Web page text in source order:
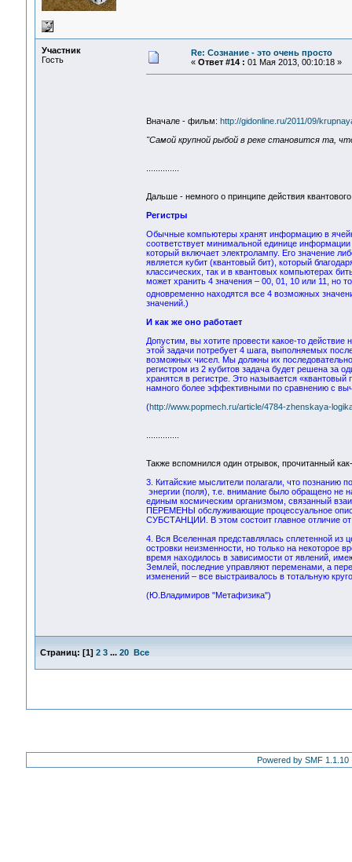
Участник
Гость
Re: Сознание - это очень просто
« Ответ #14 : 01 Мая 2013, 00:10:18 »
Вначале - фильм: http://gidonline.ru/2011/09/
"Самой крупной рыбой в реке становится та,
Дальше - немного о принципе действия
Регистры
Обычные компьютеры хранят информацию в
соответствует минимальной единице
который включает электролампу. Его значение
является кубит (квантовый бит), который
классических, так и в квантовых компьютерах
может хранить 4 значения – 00, 01, 10 или 11, но
одновременно находятся все 4 возможных
значений.)
И как же оно работает
Допустим, вы хотите провести какое-то
этой задачи потребует 4 шага, выполняемых
возможных чисел. Мы должны их
регистром из 2 кубитов задача будет решена за
хранятся в регистре. Это называется
намного более эффективными по сравнению с
(http://www.popmech.ru/article/4784-zhenskaya-
Также вспомнился один отрывок, прочитанный
3. Китайские мыслители полагали, что познанию
энергии (поля), т.е. внимание было обращено не
единым космическим организмом, связанный
ПЕРЕМЕНЫ обслуживающие процессуальное
СУБСТАНЦИИ. В этом состоит главное отличие
4. Вся Вселенная представлялась сплетенной из
островки неизменности, но только на
время находилось в зависимости от явлений,
Землей, последние управляют переменами, а
изменений – все выстраивалось в тотальную
(Ю.Владимиров "Метафизика")
Страниц: [1] 2 3 ... 20 Все
Powered by SMF 1.1.10